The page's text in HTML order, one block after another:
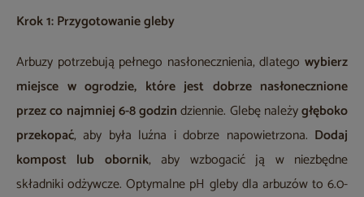
Krok 1: Przygotowanie gleby
Arbuzy potrzebują pełnego nasłonecznienia, dlatego wybierz
miejsce w ogrodzie, które jest dobrze nasłonecznione
przez co najmniej 6-8 godzindziennie. Glebę należygłęboko
przekopać, aby była luźna i dobrze napowietrzona. Dodaj
kompost lub obornik, aby wzbogacić ją w niezbędne
składniki odżywcze. Optymalne pH gleby dla arbuzów to 6.0-